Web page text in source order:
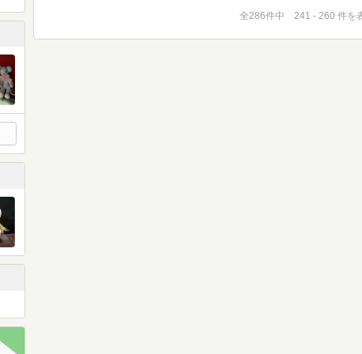
全286件中 241 - 260 件を